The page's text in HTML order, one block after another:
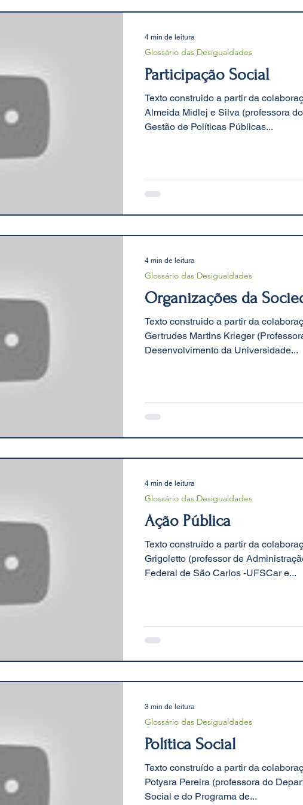
Participação Social
Texto construido a partir da
Almeida Midlej e Silva (professora
Gestão de Políticas Públicas...
Glossário das Desigualdades
4 min de leitura
Organizações da
Texto construido a partir da
Gertrudes Martins Krieger
Desenvolvimento da Universidade...
Glossário das Desigualdades
4 min de leitura
Ação Pública
Texto construído a partir da
Grigoletto (professor de
Federal de São Carlos -UFSCar e...
Glossário das Desigualdades
4 min de leitura
Política Social
Texto construído a partir da
Potyara Pereira (professora do
Social e do Programa de...
Glossário das Desigualdades
3 min de leitura